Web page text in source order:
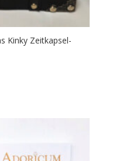
Kinky Zeitkapsel-